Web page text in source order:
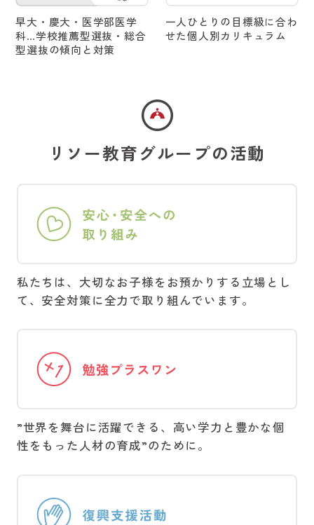
2026/03/16
3月～6月 TOMASサイエンス教室(Zoom)「噂の実験」受付開
始！
2026/02/24 オススメ
4月25日(土)～5月6日(水) 完全1対1個別ゴールデンウイーク
2026/02/17
5月8日(金)～5月24日(日) 小6生対象 学校別そっくり模試
2026[無料] 受付開始！
2026/02/10 オススメ
[プラスワン教育] 春の国際プログラム「ハーバード＆MIT体
験プログラム９日間」アメリカ・ボストン〈日程3/23～
2026/02/06
3月20日(金)TOMAS大森校 リニューアル開校。入会相談受付
2026/02/02 オススメ
[プラスワン教育] 春の国際プログラム「イギリス・ボーディ
2026/02/02
早大・慶大・医学部医学
科…学校推薦型選抜・総合
型選抜の傾向と対策
一人ひとりの目標級に合わ
せた個人別カリキュラム
リソー教育グループの活動
私たちは、大切なお子様をお預かりする立場とし
て、安全対策に全力で取り組んでいます。
”世界を舞台に活躍できる、高い学力と豊かな個
性をもった人材の育成”のために。